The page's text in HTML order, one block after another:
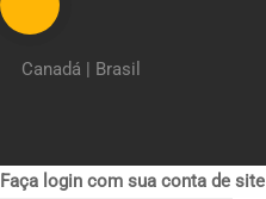
Canadá | Brasil
Faça login com sua conta de site